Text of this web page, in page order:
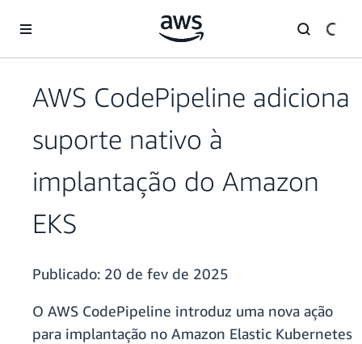
Pular para o conteúdo principal
AWS CodePipeline adiciona
suporte nativo à
implantação do Amazon
EKS
Publicado: 20 de fev de 2025
O AWS CodePipeline introduz uma nova ação
para implantação no Amazon Elastic Kubernetes